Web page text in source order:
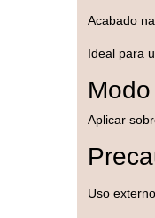
Acabado
Ideal para
Aplicar
Uso